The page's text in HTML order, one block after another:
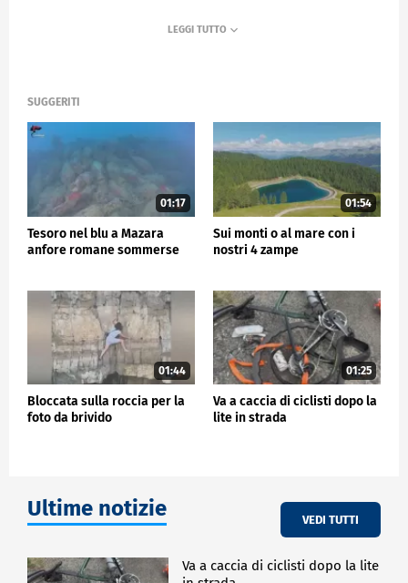
SUGGERITI
01:17
Tesoro nel blu a Mazara
anfore romane sommerse
01:54
Sui monti o al mare con i
nostri 4 zampe
01:44
Bloccata sulla roccia per la
foto da brivido
01:25
Va a caccia di ciclisti dopo la
lite in strada
Ultime notizie VEDI TUTTI
Va a caccia di ciclisti dopo la lite